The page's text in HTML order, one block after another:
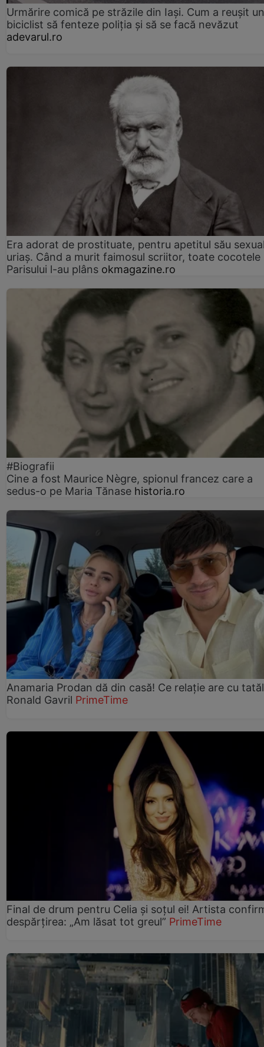
Urmărire comică pe străzile din Iași. Cum a reușit un
biciclist să fenteze poliția și să se facă nevăzut
adevarul.ro
Era adorat de prostituate, pentru apetitul său
uriaș. Când a murit faimosul scriitor, toate cocotele
Parisului l-au plâns okmagazine.ro
#Biografii
Cine a fost Maurice Nègre, spionul francez care a
sedus-o pe Maria Tănase historia.ro
Anamaria Prodan dă din casă! Ce relație are cu
Ronald Gavril PrimeTime
Final de drum pentru Celia și soțul ei! Artista
despărțirea: „Am lăsat tot greul” PrimeTime